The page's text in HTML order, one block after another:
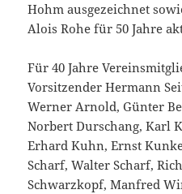
Hohm ausgezeichnet
Alois Rohe für 50 Jahre
Für 40 Jahre
Vorsitzender Hermann
Werner Arnold, Günter
Norbert Durschang, Karl
Erhard Kuhn, Ernst
Scharf, Walter Scharf,
Schwarzkopf, Manfred